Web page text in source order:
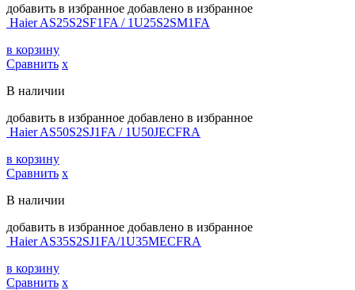
добавить в избранное добавлено в избранное
Haier AS25S2SF1FA / 1U25S2SM1FA
в корзину
Сравнить х
В наличии
добавить в избранное добавлено в избранное
Haier AS50S2SJ1FA / 1U50JECFRA
в корзину
Сравнить х
В наличии
добавить в избранное добавлено в избранное
Haier AS35S2SJ1FA/1U35MECFRA
в корзину
Сравнить х